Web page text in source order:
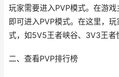
玩家需要进入PVP模式。在游戏
即可进入PVP模式。在这里，
式，如5V5王者峡谷、3V3王者
二、查看PVP排行榜